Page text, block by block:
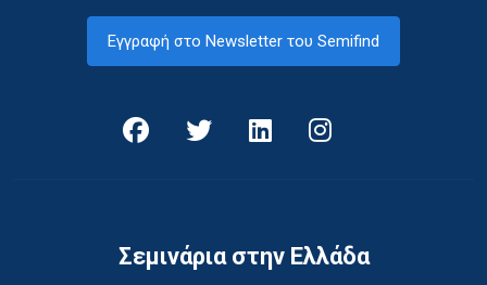
Εγγραφή στο Newsletter του Semifind
Σεμινάρια στην Ελλάδα